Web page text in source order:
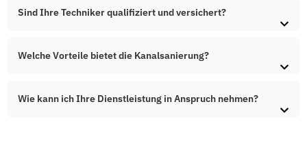
Sind Ihre Techniker qualifiziert und versichert?
Welche Vorteile bietet die Kanalsanierung?
Wie kann ich Ihre Dienstleistung in Anspruch nehmen?